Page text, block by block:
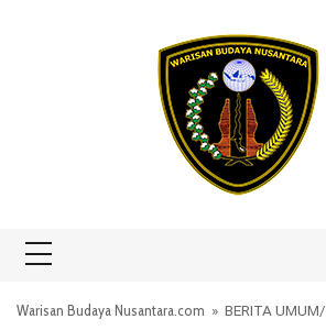
Warisan Budaya Nusantara.com » BERITA UMUM/